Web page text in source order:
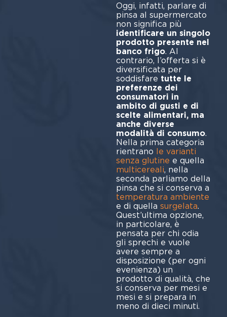
Oggi, infatti, parlare di
pinsa al supermercato
non significa più
identificare un singolo
prodotto presente nel
banco frigo. Al
contrario, l’offerta si è
diversificata per
soddisfare tutte le
preferenze dei
consumatori in
ambito di gusti e di
scelte alimentari, ma
anche diverse
modalità di consumo.
Nella prima categoria
rientrano le varianti
senza glutine e quella
multicereali, nella
seconda parliamo della
pinsa che si conserva a
temperatura ambiente
e di quella surgelata.
Quest’ultima opzione,
in particolare, è
pensata per chi odia
gli sprechi e vuole
avere sempre a
disposizione (per ogni
evenienza) un
prodotto di qualità, che
si conserva per mesi e
mesi e si prepara in
meno di dieci minuti.